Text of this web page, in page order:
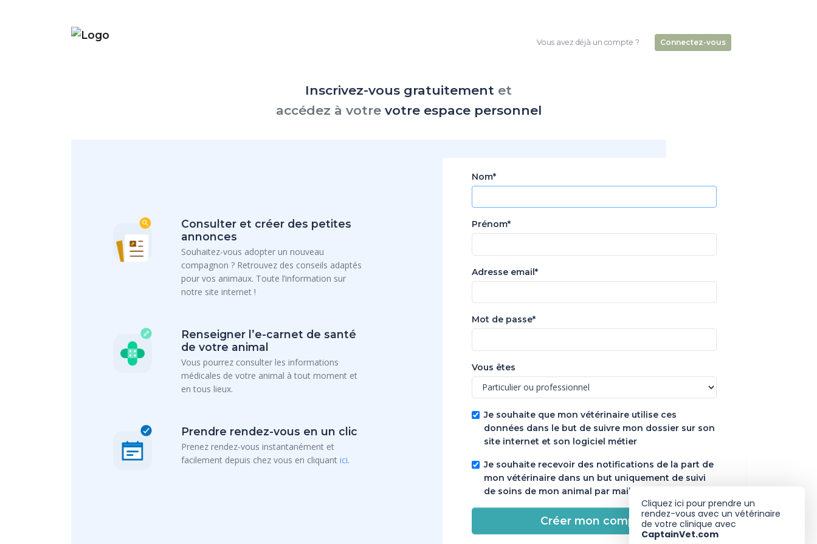
Vous avez déjà un compte ? Connectez-vous
Inscrivez-vous gratuitement et
accédez à votrevotre espace personnel
Consulter et créer des petites
annonces
Souhaitez-vous adopter un nouveau
compagnon ? Retrouvez des conseils adaptés
pour vos animaux. Toute l’information sur
notre site internet !
Renseigner l’e-carnet de santé
de votre animal
Vous pourrez consulter les informations
médicales de votre animal à tout moment et
en tous lieux.
Prendre rendez-vous en un clic
Prenez rendez-vous instantanément et
facilement depuis chez vous en cliquantici.
Nom*
Prénom*
Adresse email*
Mot de passe*
Vous êtes
Je souhaite que mon vétérinaire utilise ces
données dans le but de suivre mon dossier sur son
site internet et son logiciel métier
Je souhaite recevoir des notifications de la part de
mon vétérinaire dans un but uniquement de suivi
de soins de mon animal par mail et sms
Créer mon compte
Cliquez ici pour prendre un
rendez-vous avec un vétérinaire
de votre clinique avec
CaptainVet.com